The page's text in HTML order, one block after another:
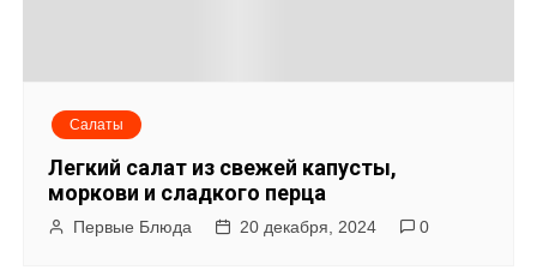
Салаты
Легкий салат из свежей капусты,
моркови и сладкого перца
Первые Блюда 20 декабря, 2024 0